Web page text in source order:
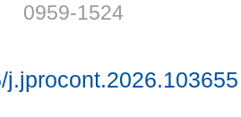
0959-1524
j.jprocont.2026.103655